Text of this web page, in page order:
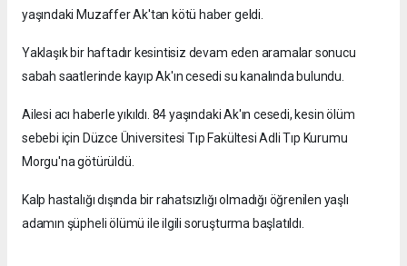
yaşındaki Muzaffer Ak'tan kötü haber geldi.
Yaklaşık bir haftadır kesintisiz devam eden aramalar sonucu
sabah saatlerinde kayıp Ak'ın cesedi su kanalında bulundu.
Ailesi acı haberle yıkıldı. 84 yaşındaki Ak'ın cesedi, kesin ölüm
sebebi için Düzce Üniversitesi Tıp Fakültesi Adli Tıp Kurumu
Morgu'na götürüldü.
Kalp hastalığı dışında bir rahatsızlığı olmadığı öğrenilen yaşlı
adamın şüpheli ölümü ile ilgili soruşturma başlatıldı.